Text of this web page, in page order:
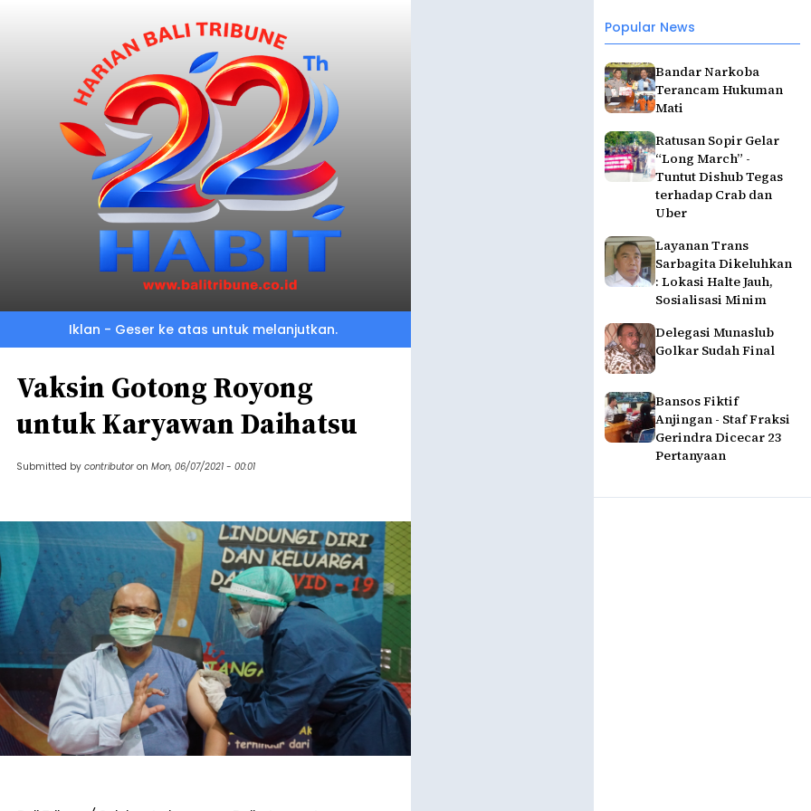
Popular News
Bandar Narkoba
Terancam Hukuman
Mati
Ratusan Sopir Gelar
“Long March” -
Tuntut Dishub Tegas
terhadap Crab dan
Uber
Layanan Trans
Sarbagita Dikeluhkan
: Lokasi Halte Jauh,
Sosialisasi Minim
Delegasi Munaslub
Golkar Sudah Final
Bansos Fiktif
Anjingan - Staf Fraksi
Gerindra Dicecar 23
Pertanyaan
Iklan - Geser ke atas untuk melanjutkan.
Vaksin Gotong Royong
untuk Karyawan Daihatsu
Submitted by contributor on Mon, 06/07/2021 - 00:01